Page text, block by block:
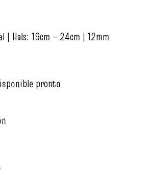
| Hals: 19cm – 24cm | 12mm
pronto